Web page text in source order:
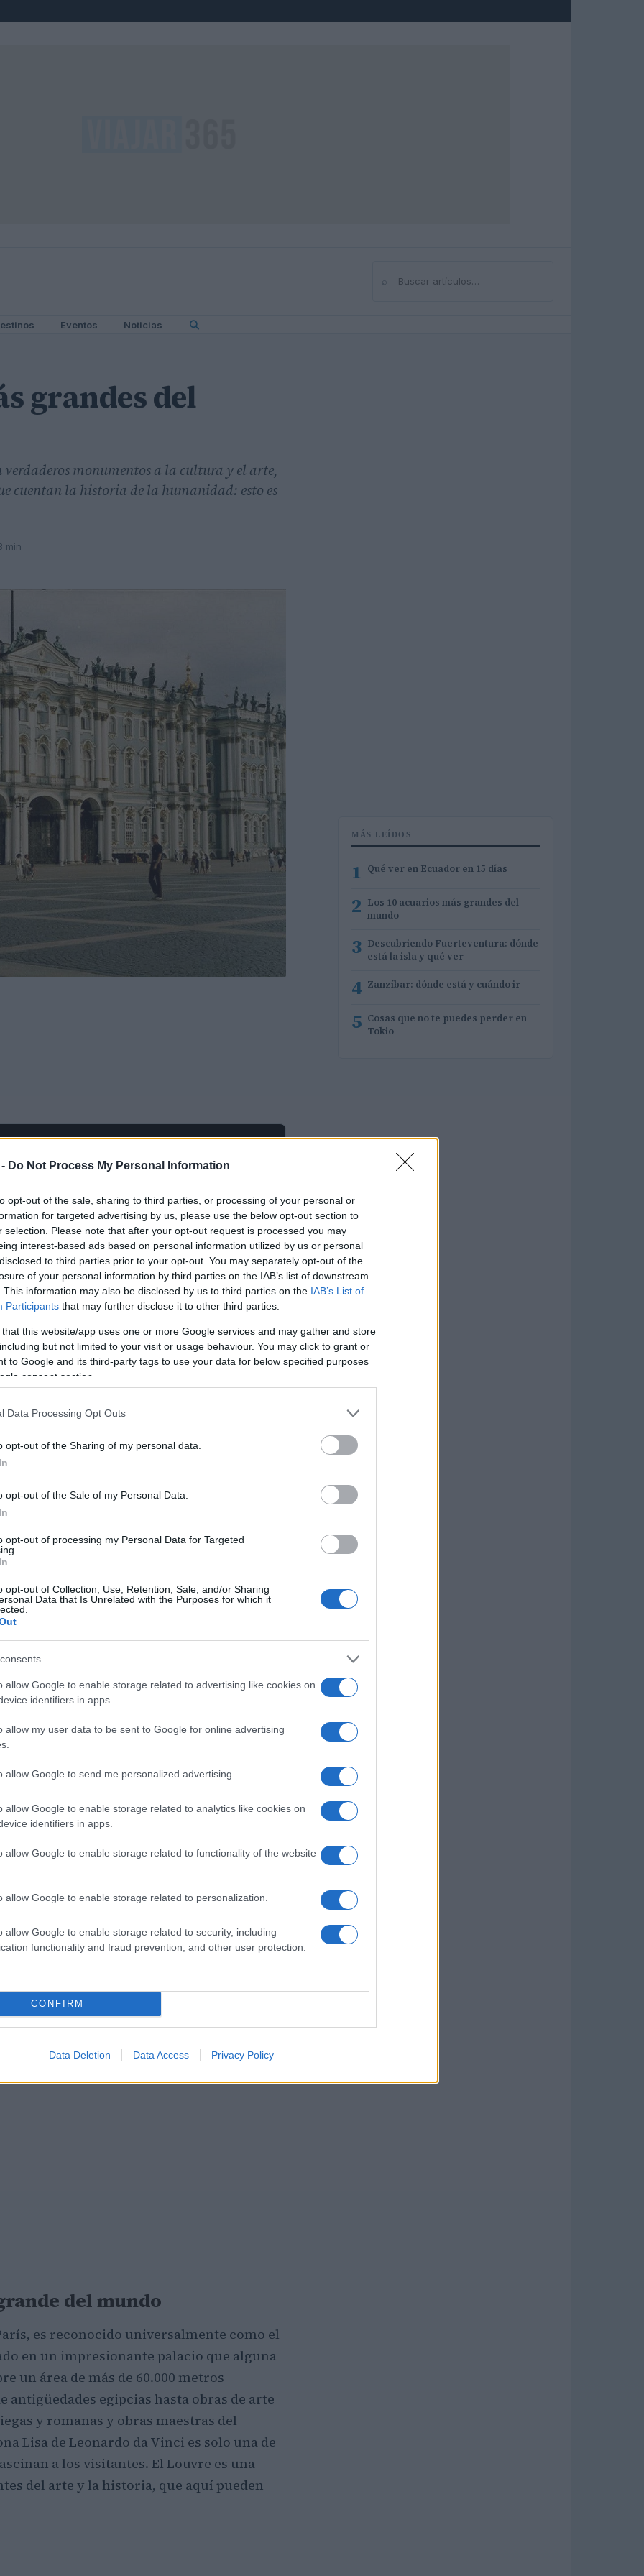
Do Not Process My Personal Information
opt-out of the sale, sharing to third parties, or processing of your personal or
for targeted advertising by us, please use the below opt-out section to
selection. Please note that after your opt-out request is processed you may
interest-based ads based on personal information utilized by us or personal
to third parties prior to your opt-out. You may separately opt-out of the
of your personal information by third parties on the IAB’s list of downstream
This information may also be disclosed by us to third parties on the IAB’s List of
Participants that may further disclose it to other third parties.
that this website/app uses one or more Google services and may gather and store
but not limited to your visit or usage behaviour. You may click to grant or
to Google and its third-party tags to use your data for below specified purposes
consent section.
Data Processing Opt Outs
opt-out of the Sharing of my personal data.
opt-out of the Sale of my Personal Data.
opt-out of processing my Personal Data for Targeted
opt-out of Collection, Use, Retention, Sale, and/or Sharing
Data that Is Unrelated with the Purposes for which it
allow Google to enable storage related to advertising like cookies on
identifiers in apps.
allow my user data to be sent to Google for online advertising
allow Google to send me personalized advertising.
allow Google to enable storage related to analytics like cookies on
identifiers in apps.
allow Google to enable storage related to functionality of the website
allow Google to enable storage related to personalization.
allow Google to enable storage related to security, including
functionality and fraud prevention, and other user protection.
CONFIRM
Data Deletion Data Access Privacy Policy
⌕Buscar
Eventos Noticias
grandes del
verdaderos monumentos a la cultura y el arte,
cuentan la historia de la humanidad: esto es
min
tesoros artísticos y culturales de un valor
del mundo, algunos destacan por su
En este resumen, exploraremos los cinco
el famoso Louvre, el Museo
del mundo: un resumen
más grande del mundo, con más de
más de 60.000 metros cuadrados. No
de Arte de Nueva York y el
de renombre internacional que
y espacios inmensos. El Museo
de más de 190.000 metros cuadrados,
una superficie de más de 92.000 metros
de arte de todo el mundo, que
civilizaciones
del mundo
es reconocido universalmente como el
en un impresionante palacio que alguna
un área de más de 60.000 metros
antigüedades egipcias hasta obras de arte
y romanas y obras maestras del
Lisa de Leonardo da Vinci es solo una de
a los visitantes. El Louvre es una
del arte y la historia, que aquí pueden
MÁS LEÍDOS
1 Qué ver en Ecuador en 15 días
2 Los 10 acuarios más grandes del
mundo
3 Descubriendo Fuerteventura: dónde
está la isla y qué ver
4 Zanzíbar: dónde está y cuándo ir
5 Cosas que no te puedes perder en
Tokio